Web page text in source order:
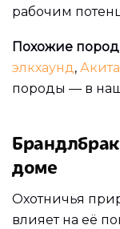
рабочим
Похожие
элкхаунд ,
породы — в
доме
Охотничья
влияет на её